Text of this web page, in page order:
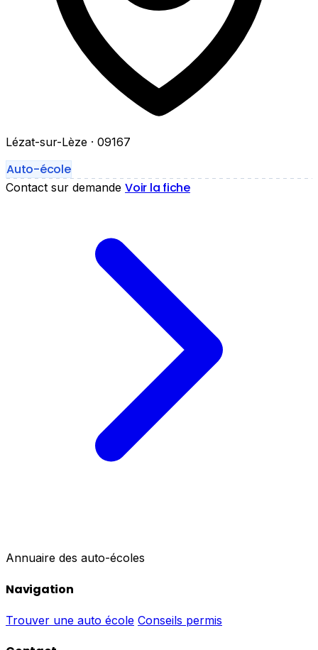
Lézat-sur-Lèze · 09167
Auto-école
Contact sur demande Voir la fiche
Annuaire des auto-écoles
Navigation
Trouver une auto école Conseils permis